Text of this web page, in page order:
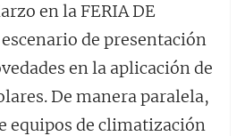
en la FERIA DE
de presentación
en la aplicación de
De manera paralela,
equipos de climatización